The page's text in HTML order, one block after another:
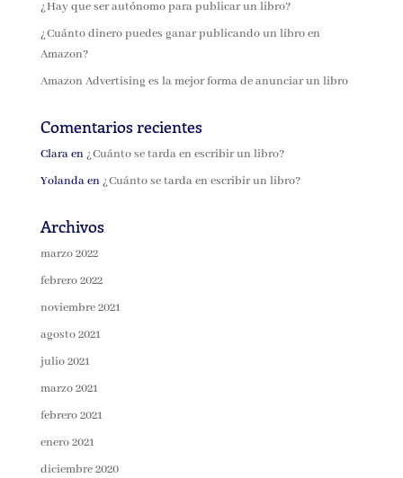
¿Hay que ser autónomo para publicar un libro?
¿Cuánto dinero puedes ganar publicando un libro en
Amazon?
Amazon Advertising es la mejor forma de anunciar un libro
Comentarios recientes
Claraen¿Cuánto se tarda en escribir un libro?
Yolandaen¿Cuánto se tarda en escribir un libro?
Archivos
marzo 2022
febrero 2022
noviembre 2021
agosto 2021
julio 2021
marzo 2021
febrero 2021
enero 2021
diciembre 2020